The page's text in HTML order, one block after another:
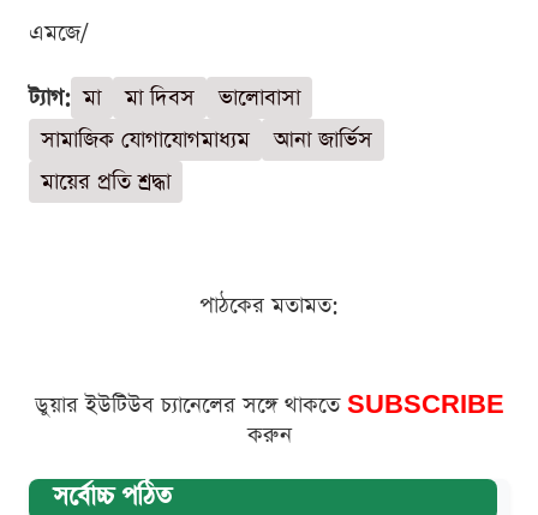
এমজে/
ট্যাগ: মা মা দিবস
ভালোবাসা
সামাজিক যোগাযোগমাধ্যম
আনা জার্ভিস
মায়ের প্রতি শ্রদ্ধা
পাঠকের মতামত:
ডুয়ার ইউটিউব চ্যানেলের সঙ্গে থাকতে SUBSCRIBE
করুন
সর্বোচ্চ পঠিত